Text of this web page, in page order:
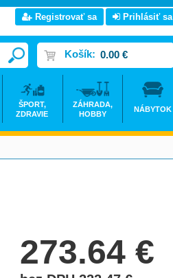
273.64€
Registrovať sa Prihlásiť sa
Košík: 0.00 €
ŠPORT,
ZDRAVIE
ZÁHRADA,
HOBBY
NÁBYTOK